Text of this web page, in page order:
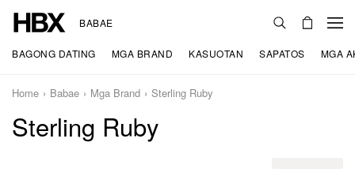
BABAE
BAGONG DATING MGA BRAND KASUOTAN SAPATOS MGA
Home Babae Mga Brand Sterling Ruby
Sterling Ruby